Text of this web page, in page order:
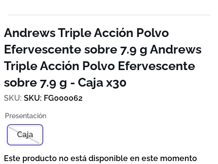
Andrews Triple Acción Polvo
Efervescente sobre 7.9 g Andrews
Triple Acción Polvo Efervescente
sobre 7.9 g - Caja x30
SKU: FG000062
Caja
Este producto no está disponible en este momento